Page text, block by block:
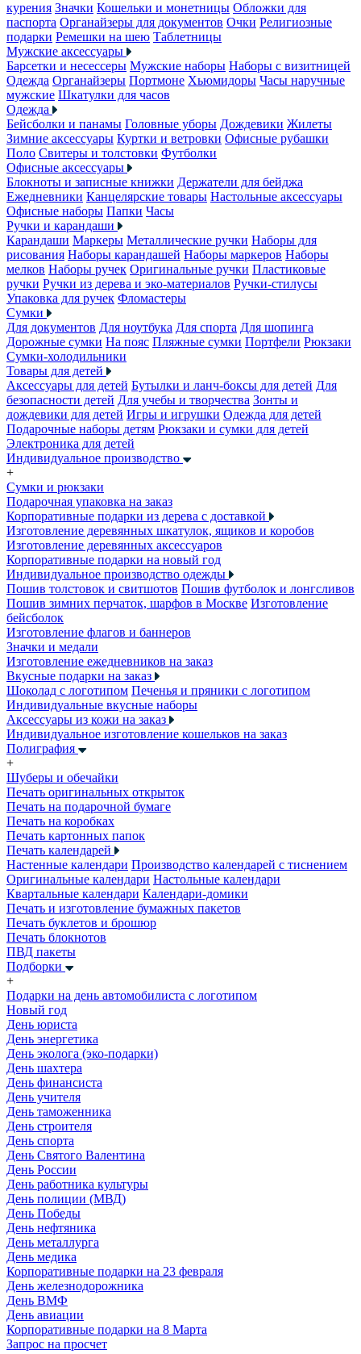
курения Значки Кошельки и монетницы Обложки для
паспорта Органайзеры для документов Очки Религиозные
подарки Ремешки на шею Таблетницы
Мужские аксессуары
Барсетки и несессеры Мужские наборы Наборы с визитницей
Одежда Органайзеры Портмоне Хьюмидоры Часы наручные
мужские Шкатулки для часов
Одежда
Бейсболки и панамы Головные уборы Дождевики Жилеты
Зимние аксессуары Куртки и ветровки Офисные рубашки
Поло Свитеры и толстовки Футболки
Офисные аксессуары
Блокноты и записные книжки Держатели для бейджа
Ежедневники Канцелярские товары Настольные аксессуары
Офисные наборы Папки Часы
Ручки и карандаши
Карандаши Маркеры Металлические ручки Наборы для
рисования Наборы карандашей Наборы маркеров Наборы
мелков Наборы ручек Оригинальные ручки Пластиковые
ручки Ручки из дерева и эко-материалов Ручки-стилусы
Упаковка для ручек Фломастеры
Сумки
Для документов Для ноутбука Для спорта Для шопинга
Дорожные сумки На пояс Пляжные сумки Портфели Рюкзаки
Сумки-холодильники
Товары для детей
Аксессуары для детей Бутылки и ланч-боксы для детей Для
безопасности детей Для учебы и творчества Зонты и
дождевики для детей Игры и игрушки Одежда для детей
Подарочные наборы детям Рюкзаки и сумки для детей
Электроника для детей
Индивидуальное производство
+
Сумки и рюкзаки
Подарочная упаковка на заказ
Корпоративные подарки из дерева с доставкой
Изготовление деревянных шкатулок, ящиков и коробов
Изготовление деревянных аксессуаров
Корпоративные подарки на новый год
Индивидуальное производство одежды
Пошив толстовок и свитшотов Пошив футболок и лонгсливов
Пошив зимних перчаток, шарфов в Москве Изготовление
бейсболок
Изготовление флагов и баннеров
Значки и медали
Изготовление ежедневников на заказ
Вкусные подарки на заказ
Шоколад с логотипом Печенья и пряники с логотипом
Индивидуальные вкусные наборы
Аксессуары из кожи на заказ
Индивидуальное изготовление кошельков на заказ
Полиграфия
+
Шуберы и обечайки
Печать оригинальных открыток
Печать на подарочной бумаге
Печать на коробках
Печать картонных папок
Печать календарей
Настенные календари Производство календарей с тиснением
Оригинальные календари Настольные календари
Квартальные календари Календари-домики
Печать и изготовление бумажных пакетов
Печать буклетов и брошюр
Печать блокнотов
ПВД пакеты
Подборки
+
Подарки на день автомобилиста с логотипом
Новый год
День юриста
День энергетика
День эколога (эко-подарки)
День шахтера
День финансиста
День учителя
День таможенника
День строителя
День спорта
День Святого Валентина
День России
День работника культуры
День полиции (МВД)
День Победы
День нефтяника
День металлурга
День медика
Корпоративные подарки на 23 февраля
День железнодорожника
День ВМФ
День авиации
Корпоративные подарки на 8 Марта
Запрос на просчет